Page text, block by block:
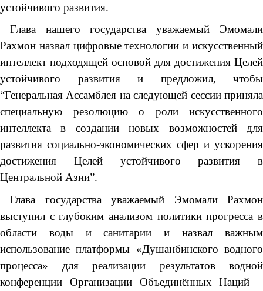
устойчивого развития.
Глава нашего государства уважаемый Эмомали
Рахмон назвал цифровые технологии и искусственный
интеллект подходящей основой для достижения Целей
устойчивого развития и предложил, чтобы
“Генеральная Ассамблея на следующей сессии приняла
специальную резолюцию о роли искусственного
интеллекта в создании новых возможностей для
развития социально-экономических сфер и ускорения
достижения Целей устойчивого развития в
Центральной Азии”.
Глава государства уважаемый Эмомали Рахмон
выступил с глубоким анализом политики прогресса в
области воды и санитарии и назвал важным
использование платформы «Душанбинского водного
процесса» для реализации результатов водной
конференции Организации Объединённых Наций –